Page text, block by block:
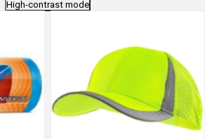
High-contrast mode